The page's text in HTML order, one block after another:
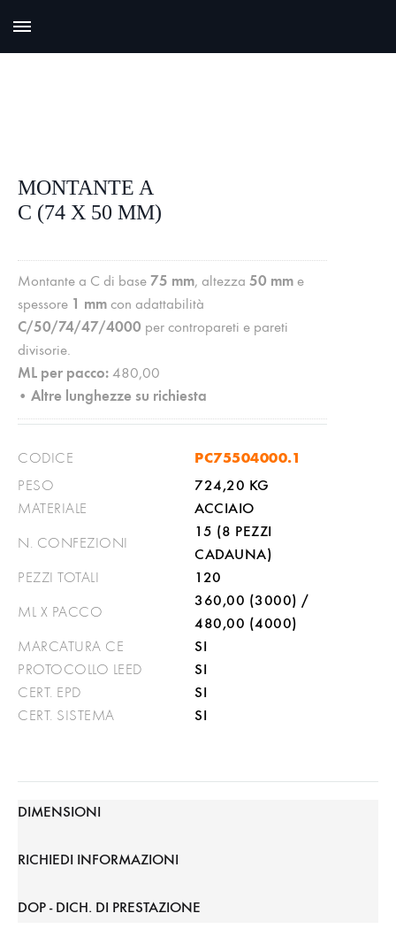
MONTANTE A
C (74 X 50 MM)
Montante a C di base 75 mm, altezza 50 mm e
spessore 1 mm con adattabilità
C/50/74/47/4000 per contropareti e pareti
divisorie.
ML per pacco: 480,00
• Altre lunghezze su richiesta
CODICE PC75504000.1
PESO 724,20 KG
MATERIALE ACCIAIO
N. CONFEZIONI
15 (8 PEZZI
CADAUNA)
PEZZI TOTALI 120
ML X PACCO
360,00 (3000) /
480,00 (4000)
MARCATURA CE SI
PROTOCOLLO LEED SI
CERT. EPD SI
CERT. SISTEMA SI
DIMENSIONI
RICHIEDI INFORMAZIONI
DOP - DICH. DI PRESTAZIONE